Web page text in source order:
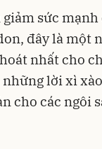
sức
đây là một
nhất cho
lời xì
cho các ngôi